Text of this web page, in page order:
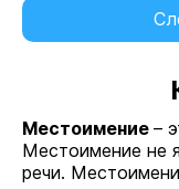
Местоимение –
Местоимение не
речи.